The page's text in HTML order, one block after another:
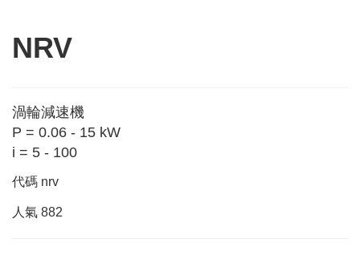
NRV
渦輪減速機
P = 0.06 - 15 kW
i = 5 - 100
代碼 nrv
人氣 882